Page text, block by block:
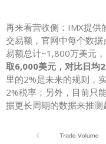
再来看营收侧：IMX提供
交易额，官网中每个数
易额总计~1,800万美元
取6,000美元，对比日均
里的2%是未来的规则，
2%税率；另外，目前只
据更长周期的数据来推测